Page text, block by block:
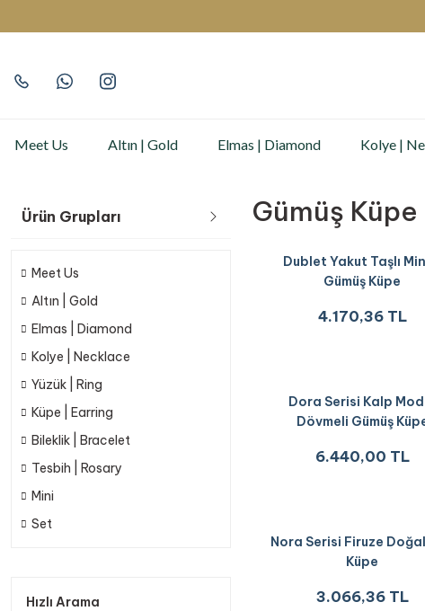
Meet Us Altın | Gold Elmas | Diamond Kolye |
Ürün Grupları
Meet Us
Altın | Gold
Elmas | Diamond
Kolye | Necklace
Yüzük | Ring
Küpe | Earring
Bileklik | Bracelet
Tesbih | Rosary
Mini
Set
Hızlı Arama
Gümüş Küpe
Dublet Yakut Taşlı
Gümüş Küpe
4.170,36 TL
Dora Serisi Kalp
Dövmeli Gümüş
6.440,00 TL
Nora Serisi Firuze
Küpe
3.066,36 TL